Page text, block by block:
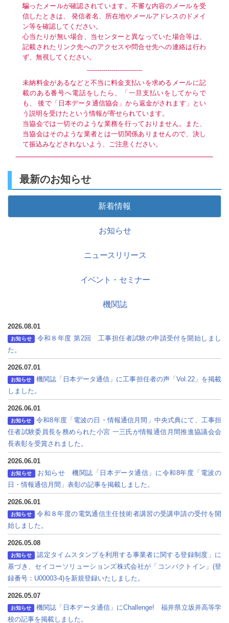
騙ったメールが確認されています。不審な内容のメールを受
信したときは、 発信者名、所在地やメールアドレスのドメイ
ン等を確認してください。
心当たりが無い場合、当センターと異なっていた場合等は、
記載されたリンク先へのアクセスや問合せ先への連絡は行わ
ず、無視してください。
---------------------------
未納料金があるなどと不当に料金支払いを求めるメールに記
載のある番号へ電話をしたら、「一旦支払いをしてからで
も、 後で「日本データ通信協会」から返金がされます」とい
う説明を受けたという情報が寄せられています。
当協会では一切そのような業務を行っておりません。また、
当協会はそのような業者とは一切関係ありませんので、決し
て振込みなどされないよう、ご注意ください。
最新のお知らせ
新着情報
お知らせ
ニュースリリース
イベント・セミナー
機関誌
2026.08.01
お知らせ
令和８年度 第2回 工事担任者試験の申請受付を開始しまし
た。
2026.07.01
お知らせ
機関誌「日本データ通信」に工事担任者の声「Vol.22」を掲載
しました。
2026.06.01
お知らせ
令和8年度「電波の日・情報通信月間」中央式典にて、工事担
任者試験委員長を務められた小宮 一三氏が情報通信月間推進協議会会
長表彰を受賞されました。
2026.06.01
お知らせ
お知らせ 機関誌「日本データ通信」に令和8年度「電波の
日・情報通信月間」表彰の記事を掲載しました。
2026.06.01
お知らせ
令和８年度の電気通信主任技術者講習の受講申請の受付を開
始しました。
2026.05.08
お知らせ
認定タイムスタンプを利用する事業者に関する登録制度」に
基づき、セイコーソリューションズ株式会社が「コンパクトイン」(登
録番号：U00003-4)を新規登録いたしました。
2026.05.07
お知らせ
機関誌「日本データ通信」にChallenge! 福井県立坂井高等学
校の記事を掲載しました。